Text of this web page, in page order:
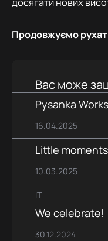
Продовжуємо
Вас може
Pysanka
16.04.2025
Little
10.03.2025
IT
We celebrate!
30.12.2024